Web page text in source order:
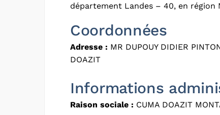
département Landes – 40, en région
Coordonnées
Adresse : MR DUPOUY DIDIER
DOAZIT
Informations
Raison sociale : CUMA DOAZIT